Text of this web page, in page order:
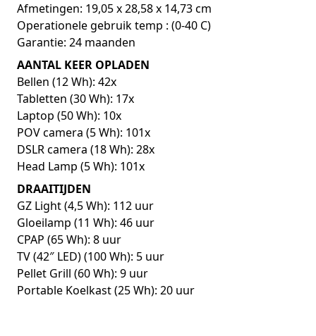
Afmetingen: 19,05 x 28,58 x 14,73 cm
Operationele gebruik temp : (0-40 C)
Garantie: 24 maanden
AANTAL KEER OPLADEN
Bellen (12 Wh): 42x
Tabletten (30 Wh): 17x
Laptop (50 Wh): 10x
POV camera (5 Wh): 101x
DSLR camera (18 Wh): 28x
Head Lamp (5 Wh): 101x
DRAAITIJDEN
GZ Light (4,5 Wh): 112 uur
Gloeilamp (11 Wh): 46 uur
CPAP (65 Wh): 8 uur
TV (42″ LED) (100 Wh): 5 uur
Pellet Grill (60 Wh): 9 uur
Portable Koelkast (25 Wh): 20 uur